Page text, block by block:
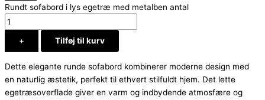
Rundt sofabord i lys egetræ med metalben antal
+ Tilføj til kurv
Dette elegante runde sofabord kombinerer moderne design med
en naturlig æstetik, perfekt til ethvert stilfuldt hjem. Det lette
egetræsoverflade giver en varm og indbydende atmosfære og